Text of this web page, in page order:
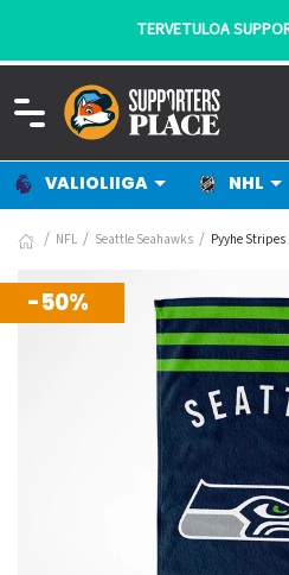
TERVETULOA
VALIOLIIGA NHL
NFL Seattle Seahawks Pyyhe Stripes
-50%